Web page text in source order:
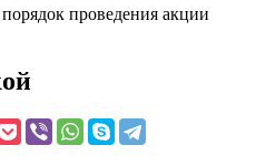
проведения акции